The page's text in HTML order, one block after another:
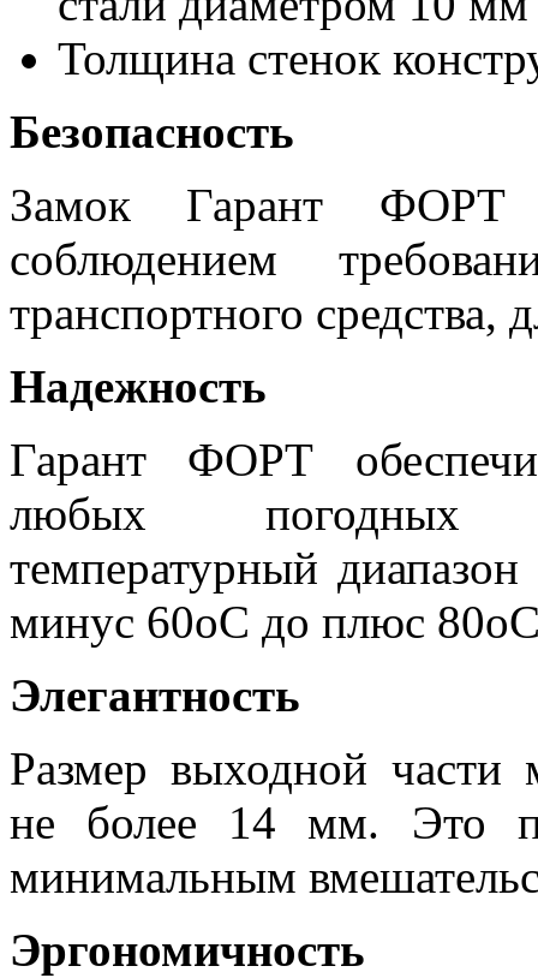
Толщина стенок
Безопасность
Замок Гарант ФОРТ
соблюдением
транспортного средства,
Надежность
Гарант ФОРТ
любых погодных
температурный
минус 60оС до плюс 80о
Элегантность
Размер выходной части
не более 14 мм. Это
минимальным
Эргономичность